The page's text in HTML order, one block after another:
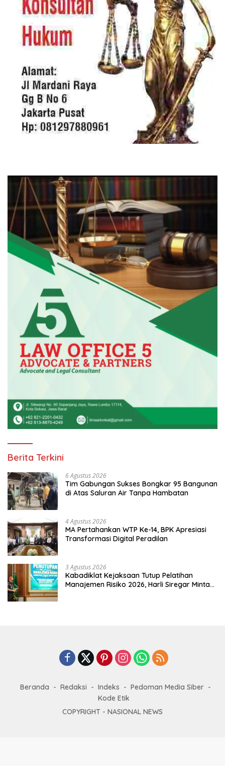
Berita Terkini
6 Agustus 2026
Tim Gabungan Sukses Bongkar 95 Bangunan
di Atas Saluran Air Tanpa Hambatan
4 Agustus 2026
MA Pertahankan WTP Ke-14, BPK Apresiasi
Transformasi Digital Peradilan
3 Agustus 2026
Kabadiklat Kejaksaan Tutup Pelatihan
Manajemen Risiko 2026, Harli Siregar Minta
Beranda Redaksi Indeks
Pedoman Media Siber
Kode Etik
COPYRIGHT - NASIONAL NEWS